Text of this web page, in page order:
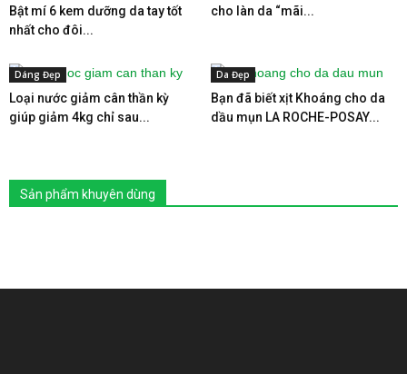
Bật mí 6 kem dưỡng da tay tốt
nhất cho đôi...
cho làn da “mãi...
Dáng Đẹp
Loại nước giảm cân thần kỳ
giúp giảm 4kg chỉ sau...
Da Đẹp
Bạn đã biết xịt Khoáng cho da
dầu mụn LA ROCHE-POSAY...
Sản phẩm khuyên dùng